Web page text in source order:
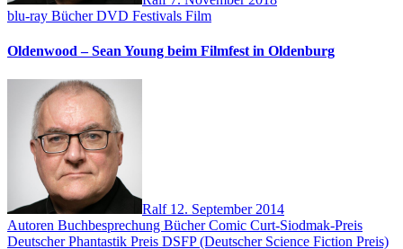
blu-ray BücherDVD Festivals Film
Oldenwood – Sean Young beim Filmfest in Oldenburg
Ralf 12. September 2014
Autoren Buchbesprechung BücherComic Curt-Siodmak-Preis
Deutscher Phantastik Preis DSFP (Deutscher Science Fiction Preis)